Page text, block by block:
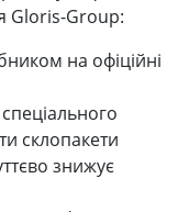
Gloris-Group:
на офіційні
склопакети
знижує